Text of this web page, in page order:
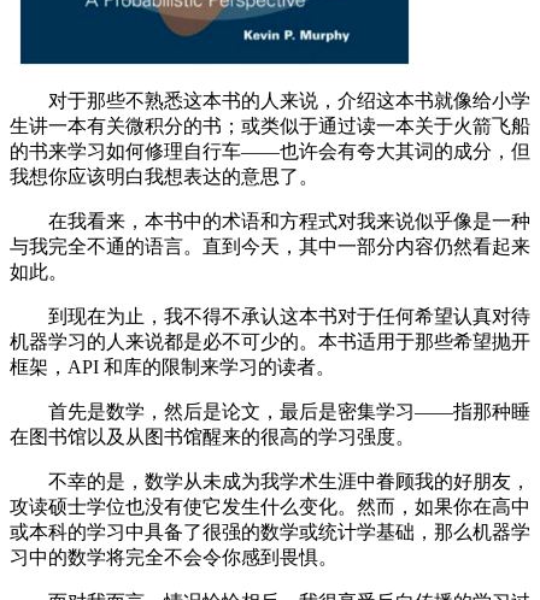
对于那些不熟悉这本书的人来说，介绍这本书就像给小学
生讲一本有关微积分的书；或类似于通过读一本关于火箭飞船
的书来学习如何修理自行车——也许会有夸大其词的成分，但
我想你应该明白我想表达的意思了。
在我看来，本书中的术语和方程式对我来说似乎像是一种
与我完全不通的语言。直到今天，其中一部分内容仍然看起来
如此。
到现在为止，我不得不承认这本书对于任何希望认真对待
机器学习的人来说都是必不可少的。本书适用于那些希望抛开
框架，API 和库的限制来学习的读者。
首先是数学，然后是论文，最后是密集学习——指那种睡
在图书馆以及从图书馆醒来的很高的学习强度。
不幸的是，数学从未成为我学术生涯中眷顾我的好朋友，
攻读硕士学位也没有使它发生什么变化。然而，如果你在高中
或本科的学习中具备了很强的数学或统计学基础，那么机器学
习中的数学将完全不会令你感到畏惧。